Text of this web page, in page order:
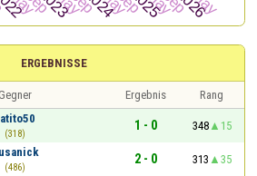
ERGEBNISSE
Ergebnis
Rang
(318)
1 - 0 348
15
(486)
2 - 0 313
35